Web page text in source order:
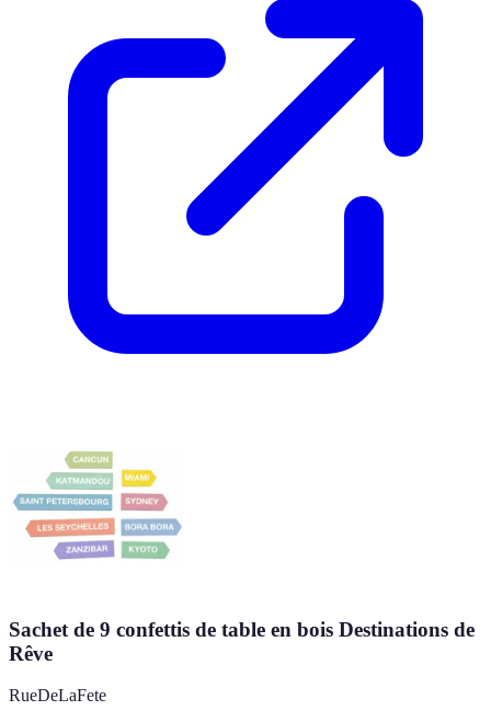
Sachet de 9 confettis de table en bois Destinations de
Rêve
RueDeLaFete